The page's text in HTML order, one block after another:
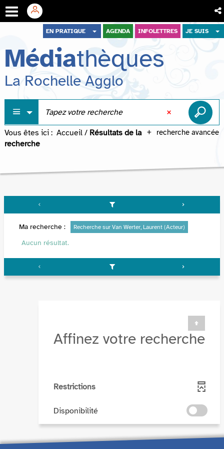
menu
contenu
recherche
EN PRATIQUE AGENDA INFOLETTRES JE SUIS
Médiathèques
La Rochelle Agglo
recherche avancée
Vous êtes ici : Accueil / Résultats de la
recherche
Ma recherche : Recherche sur Van Werter, Laurent (Acteur)
Aucun résultat.
Affinez votre recherche
Restrictions
Disponibilité
-
ajouter